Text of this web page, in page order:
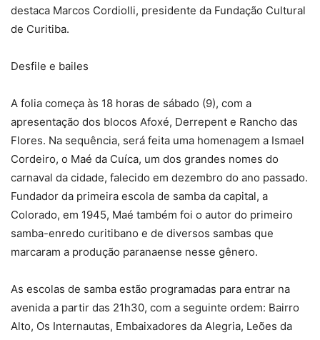
destaca Marcos Cordiolli, presidente da Fundação Cultural
de Curitiba.
Desfile e bailes
A folia começa às 18 horas de sábado (9), com a
apresentação dos blocos Afoxé, Derrepent e Rancho das
Flores. Na sequência, será feita uma homenagem a Ismael
Cordeiro, o Maé da Cuíca, um dos grandes nomes do
carnaval da cidade, falecido em dezembro do ano passado.
Fundador da primeira escola de samba da capital, a
Colorado, em 1945, Maé também foi o autor do primeiro
samba-enredo curitibano e de diversos sambas que
marcaram a produção paranaense nesse gênero.
As escolas de samba estão programadas para entrar na
avenida a partir das 21h30, com a seguinte ordem: Bairro
Alto, Os Internautas, Embaixadores da Alegria, Leões da